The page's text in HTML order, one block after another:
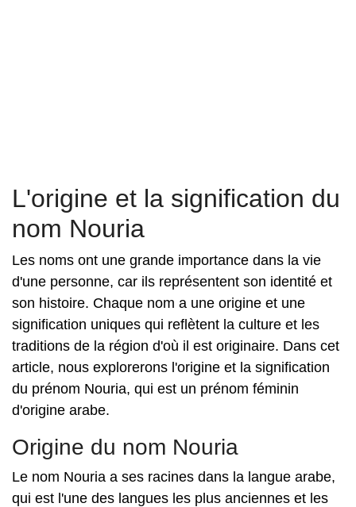
L'origine et la signification du
nom Nouria
Les noms ont une grande importance dans la vie
d'une personne, car ils représentent son identité et
son histoire. Chaque nom a une origine et une
signification uniques qui reflètent la culture et les
traditions de la région d'où il est originaire. Dans cet
article, nous explorerons l'origine et la signification
du prénom Nouria, qui est un prénom féminin
d'origine arabe.
Origine du nom Nouria
Le nom Nouria a ses racines dans la langue arabe,
qui est l'une des langues les plus anciennes et les